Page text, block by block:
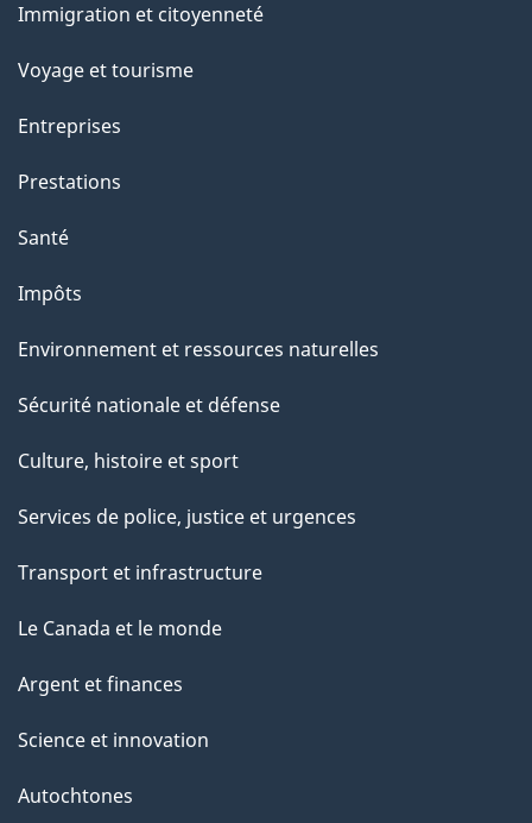
sujets
Immigration et citoyenneté
Voyage et tourisme
Entreprises
Prestations
Santé
Impôts
Environnement et ressources naturelles
Sécurité nationale et défense
Culture, histoire et sport
Services de police, justice et urgences
Transport et infrastructure
Le Canada et le monde
Argent et finances
Science et innovation
Autochtones